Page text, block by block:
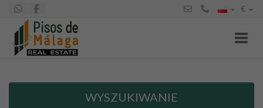
€
WYSZUKIWANIE